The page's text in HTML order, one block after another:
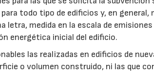
todo tipo de edificios y, en
letra, medida en la escala de
energética inicial del edificio.
las realizadas en edificios de
o volumen construido, ni las que